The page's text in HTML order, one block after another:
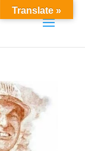
Translate »